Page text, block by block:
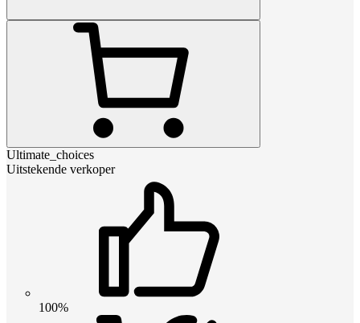
Ultimate_choices
Uitstekende verkoper
100%